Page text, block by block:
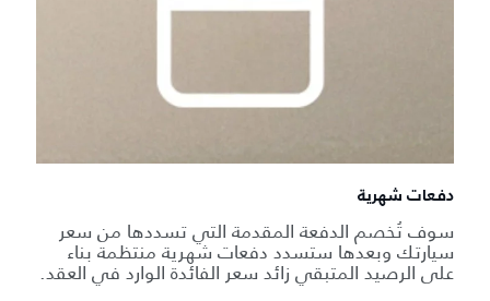
دفعات شهرية
سوف تُخصم الدفعة المقدمة التي تسددها من سعر
سيارتك وبعدها ستسدد دفعات شهرية منتظمة بناء
على الرصيد المتبقي زائد سعر الفائدة الوارد في العقد.